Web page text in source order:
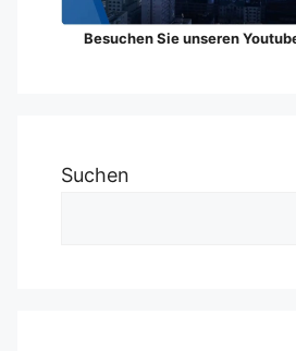
Besuchen Sie unseren
Suchen